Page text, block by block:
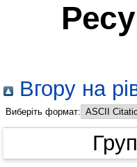
Вгору на
Виберіть формат: